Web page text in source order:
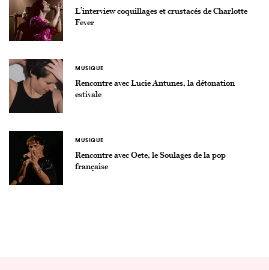
L’interview coquillages et crustacés de Charlotte
Fever
MUSIQUE
Rencontre avec Lucie Antunes, la détonation
estivale
MUSIQUE
Rencontre avec Oete, le Soulages de la pop
française